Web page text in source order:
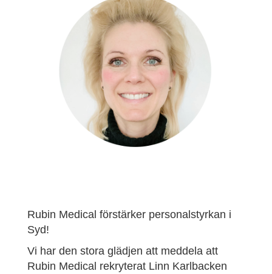
Rubin Medical förstärker personalstyrkan i
Syd!
Vi har den stora glädjen att meddela att
Rubin Medical rekryterat Linn Karlbacken